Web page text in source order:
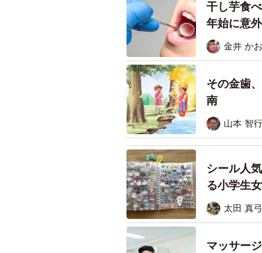
干し芋食
年始に意
金井 か
その金歯
南
山本 智行
シール人
る小学生
太田 真弓
マッサー